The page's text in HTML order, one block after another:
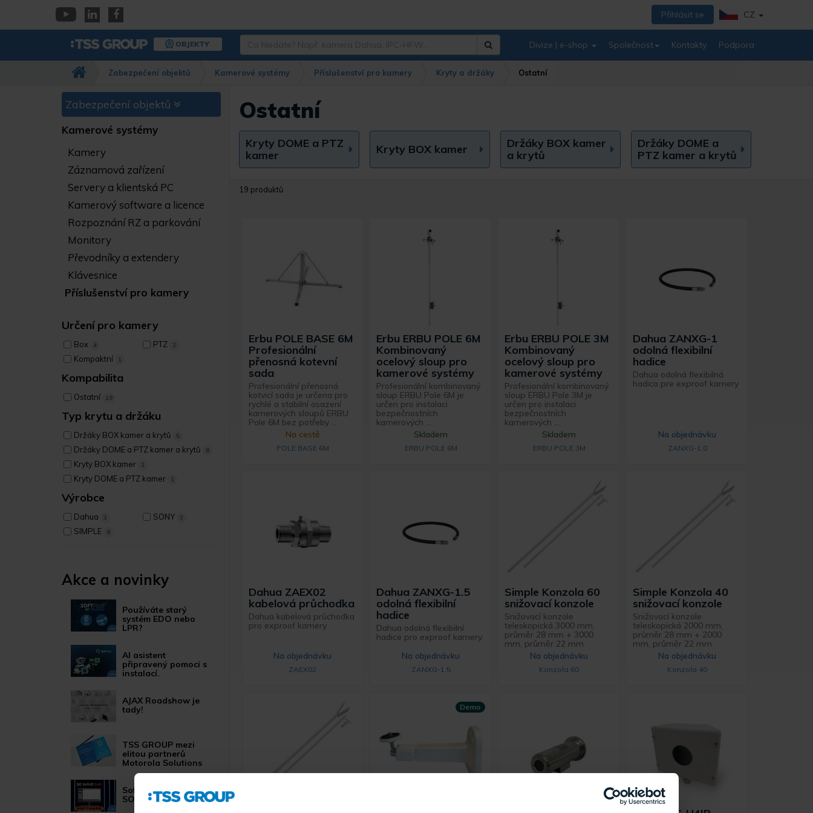
YouTubeLinkedinFacebook
Přihlásit se CZ
OBJEKTY
Co
Např.
kamera
HFW…
Divize | e-shop Společnost Kontakty Podpora
Zabezpečení objektů Kamerové systémy Příslušenství pro kamery Kryty a držáky Ostatní
Zabezpečení objektů
Kamerové systémy
Kamery
Záznamová zařízení
Servery a klientská PC
Kamerový software a licence
Rozpoznání RZ a parkování
Monitory
Převodníky a extendery
Klávesnice
Příslušenství pro kamery
Určení pro kamery
Box 4
Kompaktní 1
PTZ 2
Kompabilita
Ostatní 19
Typ krytu a držáku
Držáky BOX kamer a krytů 5
Držáky DOME a PTZ kamer a krytů 8
Kryty BOX kamer 2
Kryty DOME a PTZ kamer 1
Výrobce
Dahua 3
SIMPLE 8
SONY 3
Akce a novinky
Používáte starý
systém EDO nebo
LPR?
AI asistent
připravený pomoci s
instalací.
AJAX Roadshow je
tady!
TSS GROUP mezi
elitou partnerů
Motorola Solutions
Software BE WAVE
SOFT
Ostatní
Kryty DOME a PTZ
kamer
Kryty BOX kamer
Držáky BOX kamer
a krytů
Držáky DOME a
PTZ kamer a krytů
19 produktů
Erbu POLE BASE 6M
Profesionální
přenosná kotevní
sada
Profesionální přenosná
kotvicí sada je určena pro
rychlé a stabilní osazení
kamerových sloupů ERBU
Pole 6M bez potřeby ...
Na cestě
POLE BASE 6M
Erbu ERBU POLE 6M
Kombinovaný
ocelový sloup pro
kamerové systémy
Profesionální kombinovaný
sloup ERBU Pole 6M je
určen pro instalaci
bezpečnostních
kamerových ...
Skladem
ERBU POLE 6M
Erbu ERBU POLE 3M
Kombinovaný
ocelový sloup pro
kamerové systémy
Profesionální kombinovaný
sloup ERBU Pole 3M je
určen pro instalaci
bezpečnostních
kamerových ...
Skladem
ERBU POLE 3M
Dahua ZANXG-1
odolná flexibilní
hadice
Dahua odolná flexibilná
hadica pre exproof kamery
Na objednávku
ZANXG-1.0
Dahua ZAEX02
kabelová průchodka
Dahua kabelová průchodka
pro exproof kamery
Na objednávku
ZAEX02
Dahua ZANXG-1.5
odolná flexibilní
hadice
Dahua odolná flexibilní
hadice pro exproof kamery.
Na objednávku
ZANXG-1.5
Simple Konzola 60
snižovací konzole
Snižovací konzole
teleskopická 3000 mm,
průměr 28 mm + 3000
mm, průměr 22 mm
Na objednávku
Konzola 60
Simple Konzola 40
snižovací konzole
Snižovací konzole
teleskopická 2000 mm,
průměr 28 mm + 2000
mm, průměr 22 mm
Na objednávku
Konzola 40
Demo